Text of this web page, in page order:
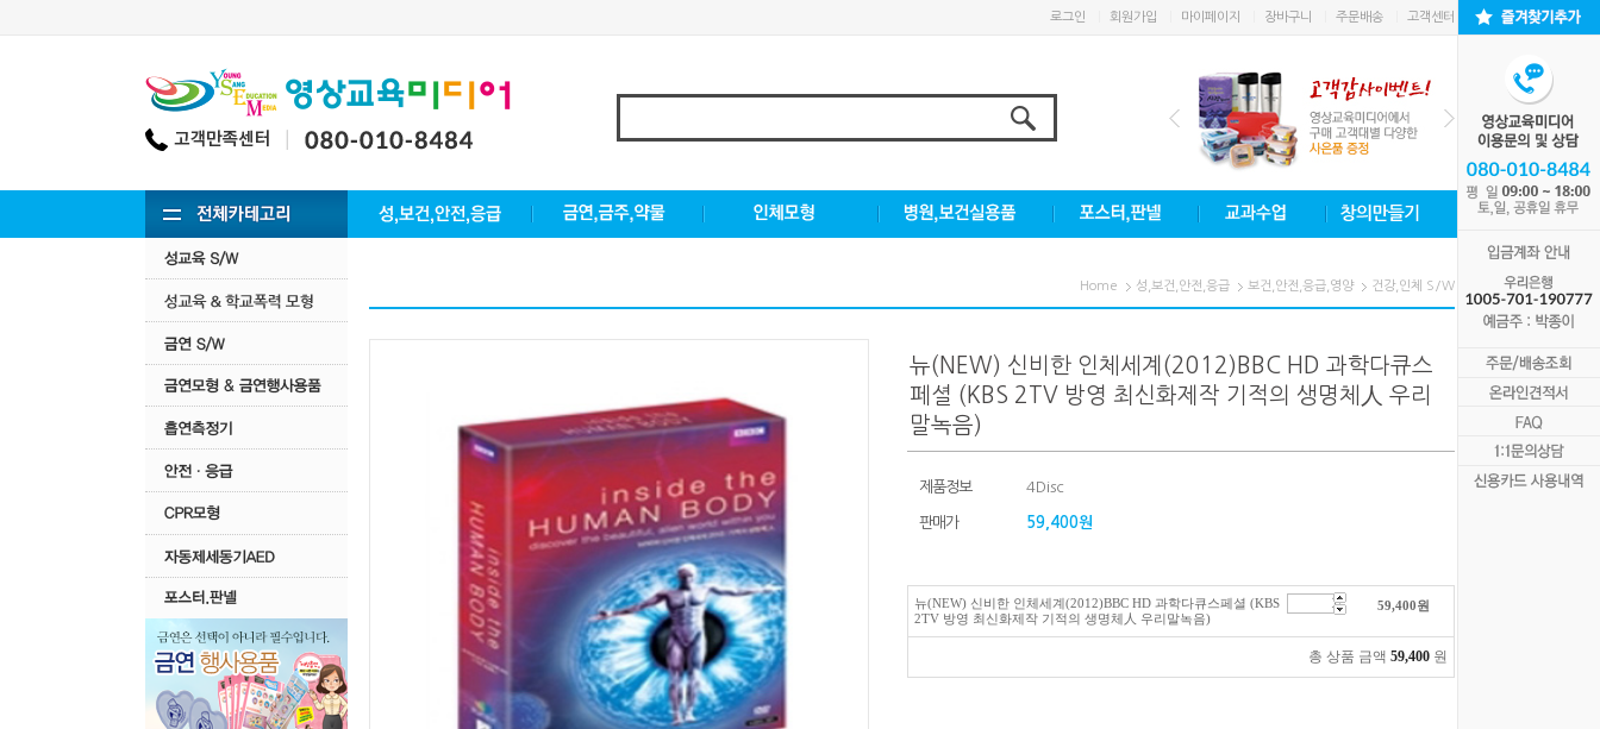
로그인 회원가입 마이페이지 장바구니 주문배송 고객센터
Home 성,보건,안전,응급 보건,안전,응급,영양 건강,인체 S/W
뉴(NEW) 신비한 인체세계(2012)BBC HD 과학다큐스
페셜 (KBS 2TV 방영 최신화제작 기적의 생명체人 우리
말녹음)
제품정보 4Disc
판매가 59,400원
뉴(NEW) 신비한 인체세계(2012)BBC HD 과학다큐스페셜 (KBS
2TV 방영 최신화제작 기적의 생명체人 우리말녹음)
59,400원
총 상품 금액 59,400 원